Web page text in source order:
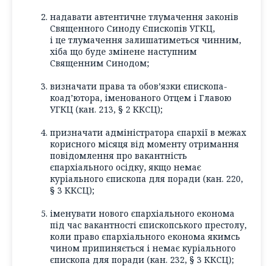
надавати автентичне тлумачення законів
Священного Синоду Єпископів УГКЦ,
і це тлумачення залишатиметься чинним,
хіба що буде змінене наступним
Священним Синодом;
визначати права та обов’язки єпископа-
коад’ютора, іменованого Отцем і Главою
УГКЦ (кан. 213, § 2 ККСЦ);
призначати адміністратора єпархії в межах
корисного місяця від моменту отримання
повідомлення про вакантність
єпархіального осідку, якщо немає
куріального єпископа для поради (кан. 220,
§ 3 ККСЦ);
іменувати нового єпархіального економа
під час вакантності єпископського престолу,
коли право єпархіального економа якимсь
чином припиняється і немає куріального
єпископа для поради (кан. 232, § 3 ККСЦ);